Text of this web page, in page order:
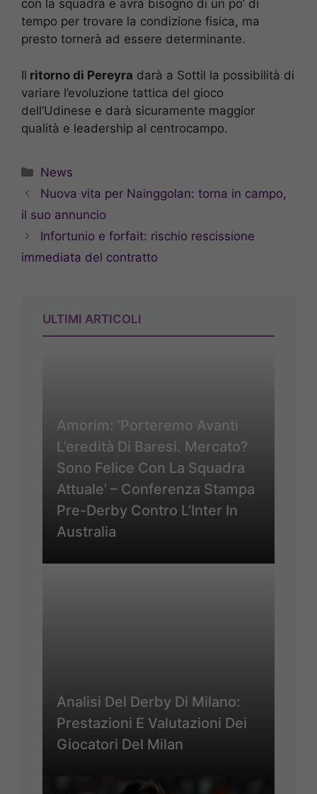
con la squadra e avrà bisogno di un po’ di
tempo per trovare la condizione fisica, ma
presto tornerà ad essere determinante.
Il ritorno di Pereyra darà a Sottil la possibilità di
variare l’evoluzione tattica del gioco
dell’Udinese e darà sicuramente maggior
qualità e leadership al centrocampo.
Categorie
News
Nuova vita per Nainggolan: torna in campo,
il suo annuncio
Infortunio e forfait: rischio rescissione
immediata del contratto
ULTIMI ARTICOLI
Amorim: ‘Porteremo Avanti
L’eredità Di Baresi. Mercato?
Sono Felice Con La Squadra
Attuale’ – Conferenza Stampa
Pre-Derby Contro L’Inter In
Australia
Analisi Del Derby Di Milano:
Prestazioni E Valutazioni Dei
Giocatori Del Milan